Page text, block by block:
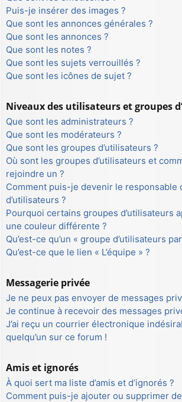
Puis-je insérer des images ?
Que sont les annonces générales ?
Que sont les annonces ?
Que sont les notes ?
Que sont les sujets verrouillés ?
Que sont les icônes de sujet ?
Niveaux des utilisateurs et groupes
Que sont les administrateurs ?
Que sont les modérateurs ?
Que sont les groupes d’utilisateurs ?
Où sont les groupes d’utilisateurs et
rejoindre un ?
Comment puis-je devenir le responsable
d’utilisateurs ?
Pourquoi certains groupes d’utilisateurs
une couleur différente ?
Qu’est-ce qu’un « groupe d’utilisateurs
Qu’est-ce que le lien « L’équipe » ?
Messagerie privée
Je ne peux pas envoyer de messages
Je continue à recevoir des messages
J’ai reçu un courrier électronique
quelqu’un sur ce forum !
Amis et ignorés
À quoi sert ma liste d’amis et d’ignorés ?
Comment puis-je ajouter ou supprimer